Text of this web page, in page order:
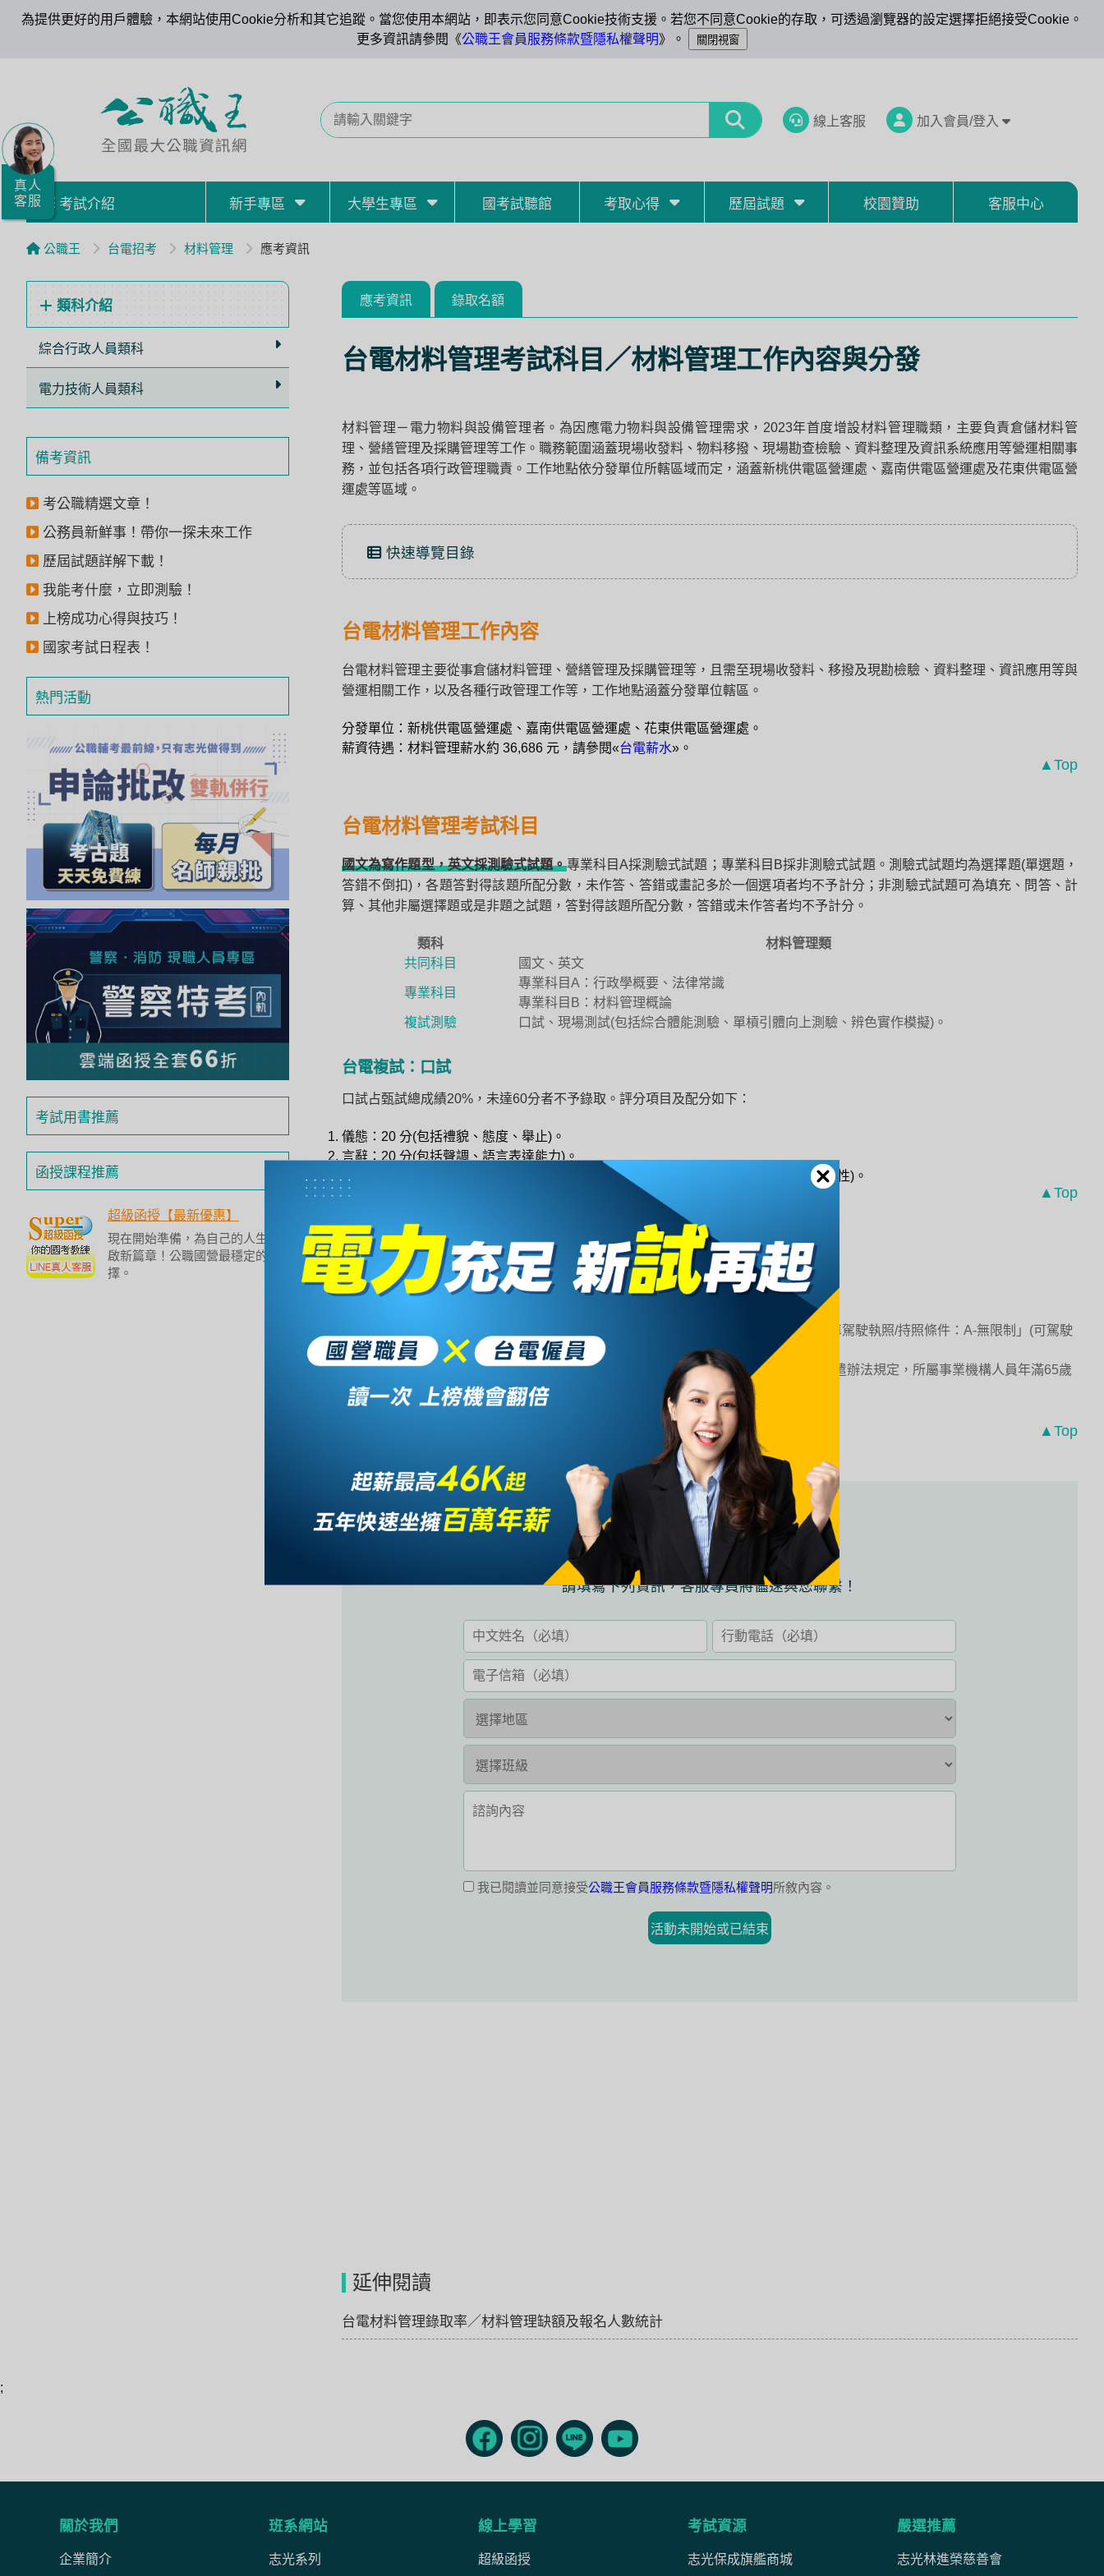
為提供更好的用戶體驗，本網站使用Cookie分析和其它追蹤。當您使用本網站，即表示您同意Cookie技術支援。若您不同意Cookie的存取，可透過瀏覽器的設定選擇拒絕接受Cookie。
更多資訊請參閱《公職王會員服務條款暨隱私權聲明》。
線上客服 加入會員/登入
考試介紹 新手專區 大學生專區 國考試聽館 考取心得 歷屆試題 校園贊助 客服中心
公職王 台電招考 材料管理 應考資訊
類科介紹
綜合行政人員類科
電力技術人員類科
備考資訊
考公職精選文章！
公務員新鮮事！帶你一探未來工作
歷屆試題詳解下載！
我能考什麼，立即測驗！
上榜成功心得與技巧！
國家考試日程表！
熱門活動
考試用書推薦
函授課程推薦
超級函授【最新優惠】
現在開始準備，為自己的人生開
啟新篇章！公職國營最穩定的選
擇。
應考資訊 錄取名額
台電材料管理考試科目／材料管理工作內容與分發
材料管理－電力物料與設備管理者。為因應電力物料與設備管理需求，2023年首度增設材料管理職類，主要負責倉儲材料管
理、營繕管理及採購管理等工作。職務範圍涵蓋現場收發料、物料移撥、現場勘查檢驗、資料整理及資訊系統應用等營運相關事
務，並包括各項行政管理職責。工作地點依分發單位所轄區域而定，涵蓋新桃供電區營運處、嘉南供電區營運處及花東供電區營
運處等區域。
快速導覽目錄
台電材料管理工作內容
台電材料管理主要從事倉儲材料管理、營繕管理及採購管理等，且需至現場收發料、移撥及現勘檢驗、資料整理、資訊應用等與
營運相關工作，以及各種行政管理工作等，工作地點涵蓋分發單位轄區。
分發單位：新桃供電區營運處、嘉南供電區營運處、花東供電區營運處。
薪資待遇：材料管理薪水約 36,686 元，請參閱«台電薪水»。
▲Top
台電材料管理考試科目
國文為寫作題型，英文採測驗式試題。專業科目A採測驗式試題；專業科目B採非測驗式試題。測驗式試題均為選擇題(單選題，
答錯不倒扣)，各題答對得該題所配分數，未作答、答錯或畫記多於一個選項者均不予計分；非測驗式試題可為填充、問答、計
算、其他非屬選擇題或是非題之試題，答對得該題所配分數，答錯或未作答者均不予計分。
類科
材料管理類
共同科目
國文、英文
專業科目
專業科目A：行政學概要、法律常識
專業科目B：材料管理概論
複試測驗
口試、現場測試(包括綜合體能測驗、單槓引體向上測驗、辨色實作模擬)。
台電複試：口試
口試占甄試總成績20%，未達60分者不予錄取。評分項目及配分如下：
儀態：20 分(包括禮貌、態度、舉止)。
言辭：20 分(包括聲調、語言表達能力)。
才識：60 分(包括志趣、領導、問題判斷、分析、專業知識、專業技術與經驗工作適應性)。
▲Top
台電材料管理資格條件
台電«材料管理類»，只要符合學歷限制即可報考，沒有科系限制。
資格條件
中華民國國籍，高中(職)以上學歷。需具備「普通小型車駕駛執照/持照條件：A-無限制」(可駕駛
手排車輛)。
無報考年齡限制，依經濟部所屬事業人員退休撫卹及資遣辦法規定，所屬事業機構人員年滿65歲
者應辦理屆齡退休。
▲Top
想瞭解相關考試資訊嗎？
請填寫下列資訊，客服專員將儘速與您聯繫！
我已閱讀並同意接受公職王會員服務條款暨隱私權聲明所敘內容。
活動未開始或已結束
延伸閱讀
台電材料管理錄取率／材料管理缺額及報名人數統計
;
關於我們
企業簡介
班系網站
志光系列
線上學習
超級函授
考試資源
志光保成旗艦商城
嚴選推薦
志光林進榮慈善會
真人
客服
職/
就
業/
證
務
據
點
即
LINE
官
方
帳
號
專
人
服
，
500
元
折